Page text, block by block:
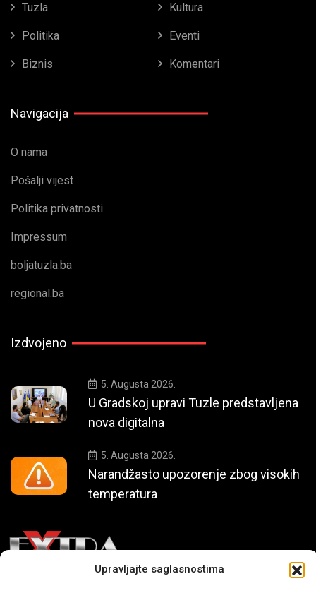
Upravljajte saglasnostima
Tuzla Kultura
Politika Eventi
Biznis Komentari
Navigacija
O nama
Pošalji vijest
Politika privatnosti
Impressum
boljatuzla.ba
regional.ba
Izdvojeno
5. Augusta 2026.
U Gradskoj upravi Tuzle predstavljena
nova digitalna
5. Augusta 2026.
Narandžasto upozorenje zbog visokih
temperatura